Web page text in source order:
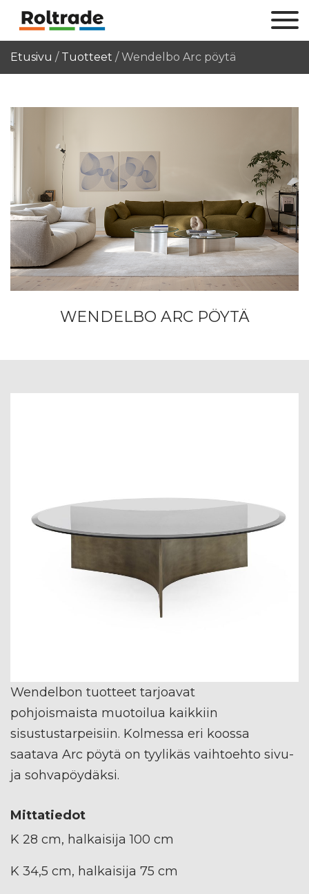
Etusivu / Tuotteet /Wendelbo Arc pöytä
WENDELBO ARC PÖYTÄ
Wendelbon tuotteet tarjoavat
pohjoismaista muotoilua kaikkiin
sisustustarpeisiin. Kolmessa eri koossa
saatava Arc pöytä on tyylikäs vaihtoehto sivu-
ja sohvapöydäksi.
Mittatiedot
K 28 cm, halkaisija 100 cm
K 34,5 cm, halkaisija 75 cm